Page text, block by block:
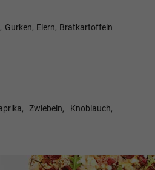
Gurken, Eiern, Bratkartoffeln
Zwiebeln, Knoblauch,